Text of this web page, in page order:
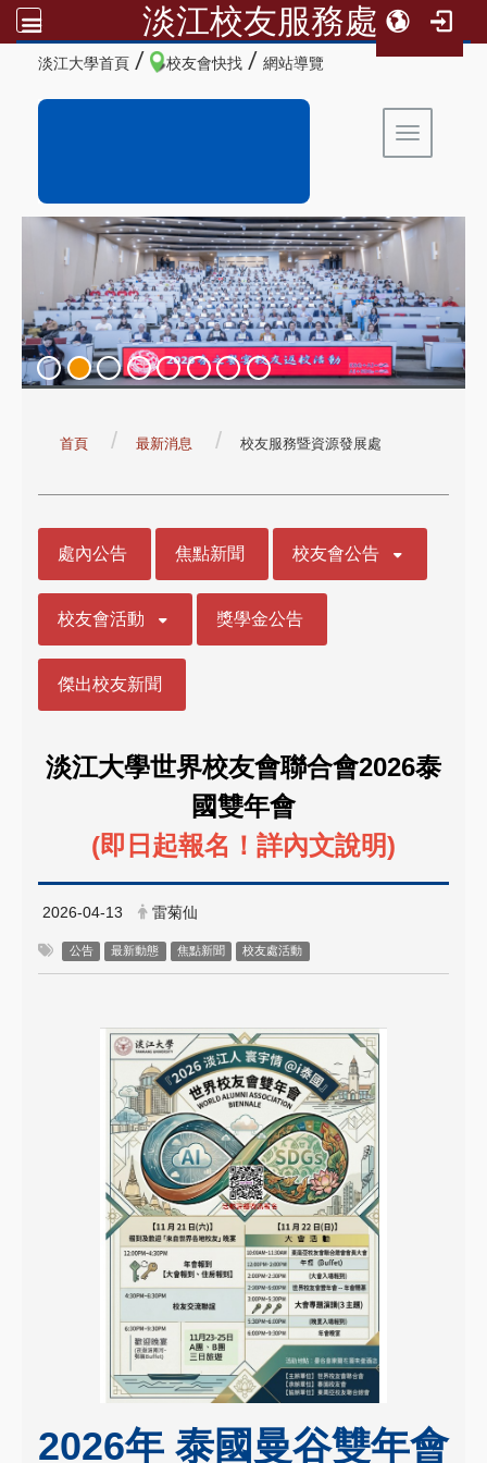
淡江校友服務處
淡江大學首頁 / 校友會快找 / 網站導覽
Toggle
首頁 最新消息 校友服務暨資源發展處
處內公告 焦點新聞 校友會公告
校友會活動 獎學金公告
傑出校友新聞
淡江大學世界校友會聯合會2026泰
國雙年會
(即日起報名！詳內文說明)
2026-04-13 雷菊仙
公告 最新動態 焦點新聞 校友處活動
2026年 泰國曼谷雙年會